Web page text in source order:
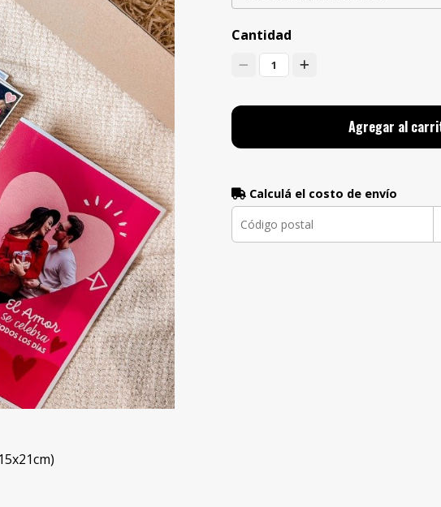
Cantidad
1
Agregar al
Calculá el costo de envío